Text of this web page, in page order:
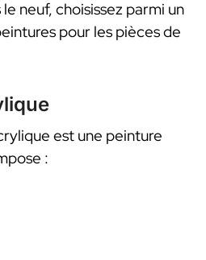
neuf, choisissez parmi un
pour les pièces de
est une peinture
: